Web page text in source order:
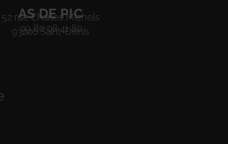
AS DE PIC
52 rue Charles Michels
93200 Saint-Denis
09 80 08 41 80